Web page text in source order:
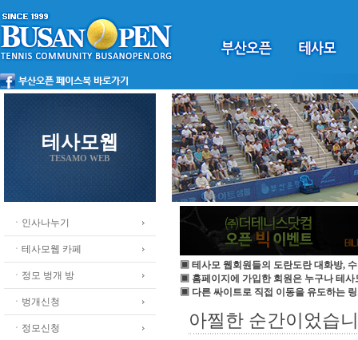
테사모웹
TESAMO WEB
ㆍ인사나누기
ㆍ테사모웹 카페
ㆍ정모 벙개 방
ㆍ벙개신청
ㆍ정모신청
▣ 테사모 웹회원들의 도란도란 대화방,
▣ 홈페이지에 가입한 회원은 누구나 테사
▣ 다른 싸이트로 직접 이동을 유도하는
아찔한 순간이었습